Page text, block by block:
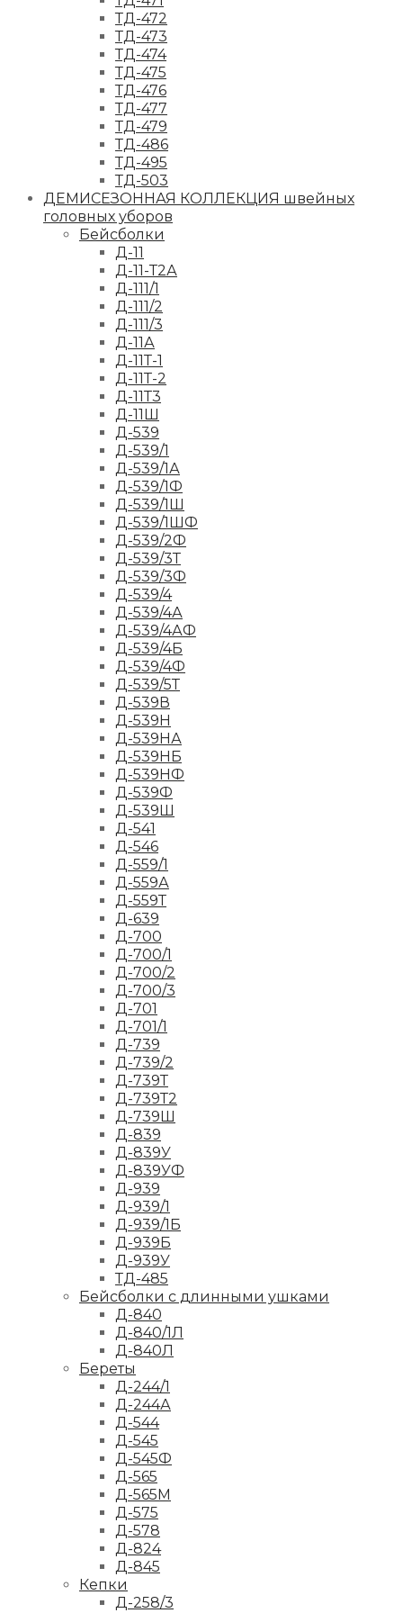
ТД-472
ТД-473
ТД-474
ТД-475
ТД-476
ТД-477
ТД-479
ТД-486
ТД-495
ТД-503
ДЕМИСЕЗОННАЯ КОЛЛЕКЦИЯ швейных
головных уборов
Бейсболки
Д-11
Д-11-Т2А
Д-111/1
Д-111/2
Д-111/3
Д-11А
Д-11Т-1
Д-11Т-2
Д-11Т3
Д-11Ш
Д-539
Д-539/1
Д-539/1А
Д-539/1Ф
Д-539/1Ш
Д-539/1ШФ
Д-539/2Ф
Д-539/3Т
Д-539/3Ф
Д-539/4
Д-539/4А
Д-539/4АФ
Д-539/4Б
Д-539/4Ф
Д-539/5Т
Д-539В
Д-539Н
Д-539НА
Д-539НБ
Д-539НФ
Д-539Ф
Д-539Ш
Д-541
Д-546
Д-559/1
Д-559А
Д-559Т
Д-639
Д-700
Д-700/1
Д-700/2
Д-700/3
Д-701
Д-701/1
Д-739
Д-739/2
Д-739Т
Д-739Т2
Д-739Ш
Д-839
Д-839У
Д-839УФ
Д-939
Д-939/1
Д-939/1Б
Д-939Б
Д-939У
ТД-485
Бейсболки с длинными ушками
Д-840
Д-840/1Л
Д-840Л
Береты
Д-244/1
Д-244А
Д-544
Д-545
Д-545Ф
Д-565
Д-565М
Д-575
Д-578
Д-824
Д-845
Кепки
Д-258/3